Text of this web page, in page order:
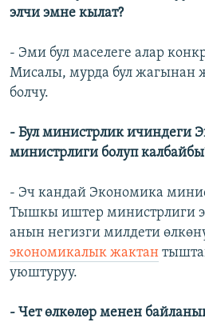
элчи эмне кылат?
- Эми бул маселеге алар
Мисалы, мурда бул жагынан
болчу.
- Бул министрлик ичиндеги
министрлиги болуп
- Эч кандай Экономика
Тышкы иштер министрлиги
анын негизги милдети
экономикалык жактан
уюштуруу.
- Чет өлкөлөр менен